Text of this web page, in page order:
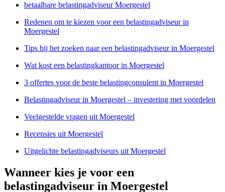
betaalbare belastingadviseur Moergestel
Redenen om te kiezen voor een belastingadviseur in
Moergestel
Tips bij het zoeken naar een belastingadviseur in Moergestel
Wat kost een belastingkantoor in Moergestel
3 offertes voor de beste belastingconsulent in Moergestel
Belastingadviseur in Moergestel – investering met voordelen
Veelgestelde vragen uit Moergestel
Recensies uit Moergestel
Uitgelichte belastingadviseurs uit Moergestel
Wanneer kies je voor een
belastingadviseur in Moergestel